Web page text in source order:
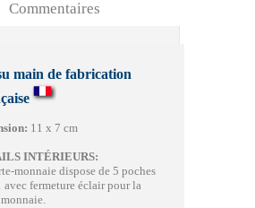
Commentaires
main de fabrication
11 x 7 cm
INTÉRIEURS:
monnaie dispose de 5 poches
avec fermeture éclair pour la